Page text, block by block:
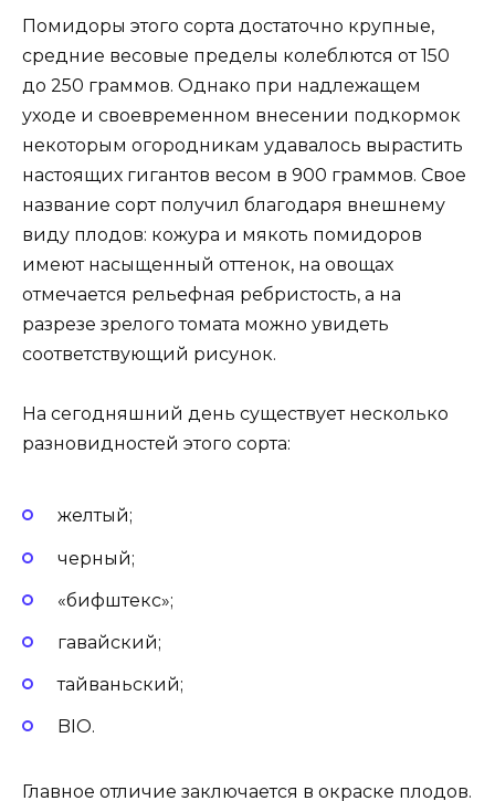
Помидоры этого сорта достаточно крупные,
средние весовые пределы колеблются от 150
до 250 граммов. Однако при надлежащем
уходе и своевременном внесении подкормок
некоторым огородникам удавалось вырастить
настоящих гигантов весом в 900 граммов. Свое
название сорт получил благодаря внешнему
виду плодов: кожура и мякоть помидоров
имеют насыщенный оттенок, на овощах
отмечается рельефная ребристость, а на
разрезе зрелого томата можно увидеть
соответствующий рисунок.
На сегодняшний день существует несколько
разновидностей этого сорта:
желтый;
черный;
«бифштекс»;
гавайский;
тайваньский;
BIO.
Главное отличие заключается в окраске плодов.